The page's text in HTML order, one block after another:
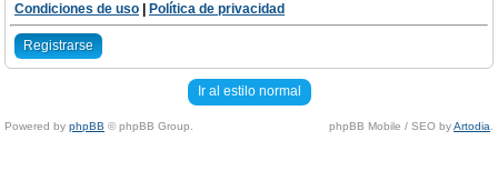
Condiciones de uso
Política de privacidad
Registrarse
Ir al estilo normal
Powered by phpBB © phpBB Group. phpBB Mobile / SEO byArtodia